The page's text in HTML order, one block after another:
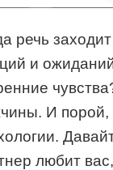
речь
и
И порой,
любит